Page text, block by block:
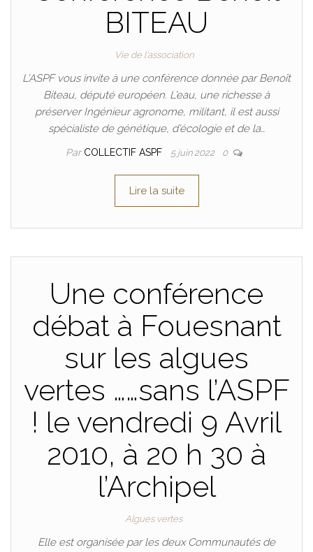
BITEAU
Vie de l'association
L’ASPF vous invite à une conférence donnée par Benoît
Biteau, député européen. L’eau, une richesse à
préserver Ingénieur agronome, militant, il est aussi
spécialiste de génétique, d’écologie et de la…
Par COLLECTIF ASPF 5 juin 2022 0
Lire la suite
Une conférence
débat à Fouesnant
sur les algues
vertes ……sans l’ASPF
! le vendredi 9 Avril
2010, à 20 h 30 à
l’Archipel
Algues vertes
Elle est organisée par les deux Communautés de